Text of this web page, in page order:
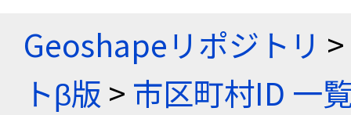
Geoshapeリポジトリ >
トβ版 > 市区町村ID 一